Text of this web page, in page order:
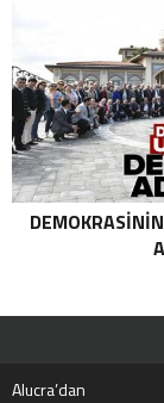
ORTAK
TAŞPINAR
Alucra’dan